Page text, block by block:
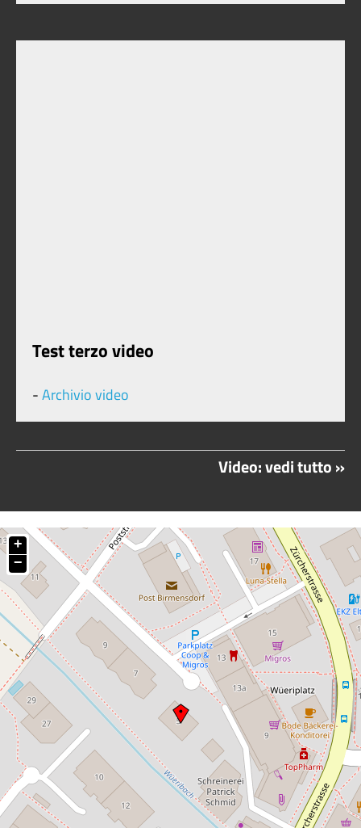
Test terzo video
-Archivio video
Video: vedi tutto »
+
−